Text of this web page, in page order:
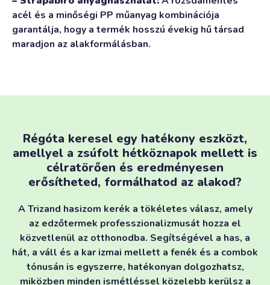
acél és a minőségi PP műanyag kombinációja
garantálja, hogy a termék hosszú évekig hű társad
maradjon az alakformálásban.
Régóta keresel egy hatékony eszközt,
amellyel a zsúfolt hétköznapok mellett is
célratörően és eredményesen
erősítheted, formálhatod az alakod?
A Trizand hasizom kerék a tökéletes válasz, amely
az edzőtermek professzionalizmusát hozza el
közvetlenül az otthonodba. Segítségével a has, a
hát, a váll és a kar izmai mellett a fenék és a combok
tónusán is egyszerre, hatékonyan dolgozhatsz,
miközben minden ismétléssel közelebb kerülsz a